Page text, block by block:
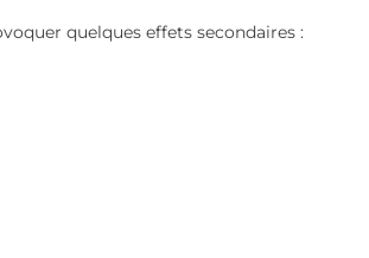
quelques effets secondaires :